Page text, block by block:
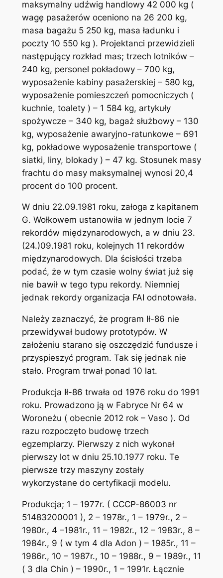
maksymalny udźwig handlowy 42 000 kg (
wagę pasażerów oceniono na 26 200 kg,
masa bagażu 5 250 kg, masa ładunku i
poczty 10 550 kg ). Projektanci przewidzieli
następujący rozkład mas; trzech lotników –
240 kg, personel pokładowy – 700 kg,
wyposażenie kabiny pasażerskiej – 580 kg,
wyposażenie pomieszczeń pomocniczych (
kuchnie, toalety ) – 1 584 kg, artykuły
spożywcze – 340 kg, bagaż służbowy – 130
kg, wyposażenie awaryjno-ratunkowe – 691
kg, pokładowe wyposażenie transportowe (
siatki, liny, blokady ) – 47 kg. Stosunek masy
frachtu do masy maksymalnej wynosi 20,4
procent do 100 procent.
W dniu 22.09.1981 roku, załoga z kapitanem
G. Wołkowem ustanowiła w jednym locie 7
rekordów międzynarodowych, a w dniu 23.
(24.)09.1981 roku, kolejnych 11 rekordów
międzynarodowych. Dla ścisłości trzeba
podać, że w tym czasie wolny świat już się
nie bawił w tego typu rekordy. Niemniej
jednak rekordy organizacja FAI odnotowała.
Należy zaznaczyć, że program Ił-86 nie
przewidywał budowy prototypów. W
założeniu starano się oszczędzić fundusze i
przyspieszyć program. Tak się jednak nie
stało. Program trwał ponad 10 lat.
Produkcja Ił-86 trwała od 1976 roku do 1991
roku. Prowadzono ją w Fabryce Nr 64 w
Woroneżu ( obecnie 2012 rok – Vaso ). Od
razu rozpoczęto budowę trzech
egzemplarzy. Pierwszy z nich wykonał
pierwszy lot w dniu 25.10.1977 roku. Te
pierwsze trzy maszyny zostały
wykorzystane do certyfikacji modelu.
Produkcja; 1 – 1977r. ( CCCP-86003 nr
51483200001 ), 2 – 1978r., 1 – 1979r., 2 –
1980r., 4 –1981r., 11 – 1982r., 12 – 1983r., 8 –
1984r., 9 ( w tym 4 dla Adon ) – 1985r., 11 –
1986r., 10 – 1987r., 10 – 1988r., 9 – 1989r., 11
( 3 dla Chin ) – 1990r., 1 – 1991r. Łącznie